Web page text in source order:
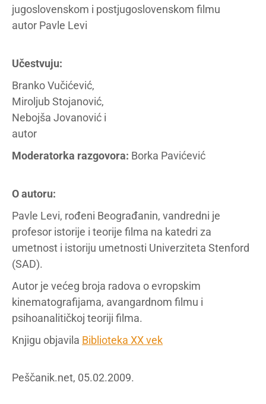
jugoslovenskom i postjugoslovenskom filmu
autor Pavle Levi
Učestvuju:
Branko Vučićević,
Miroljub Stojanović,
Nebojša Jovanović i
autor
Moderatorka razgovora: Borka Pavićević
O autoru:
Pavle Levi, rođeni Beograđanin, vandredni je
profesor istorije i teorije filma na katedri za
umetnost i istoriju umetnosti Univerziteta Stenford
(SAD).
Autor je većeg broja radova o evropskim
kinematografijama, avangardnom filmu i
psihoanalitičkoj teoriji filma.
Knjigu objavila Biblioteka XX vek
Peščanik.net, 05.02.2009.